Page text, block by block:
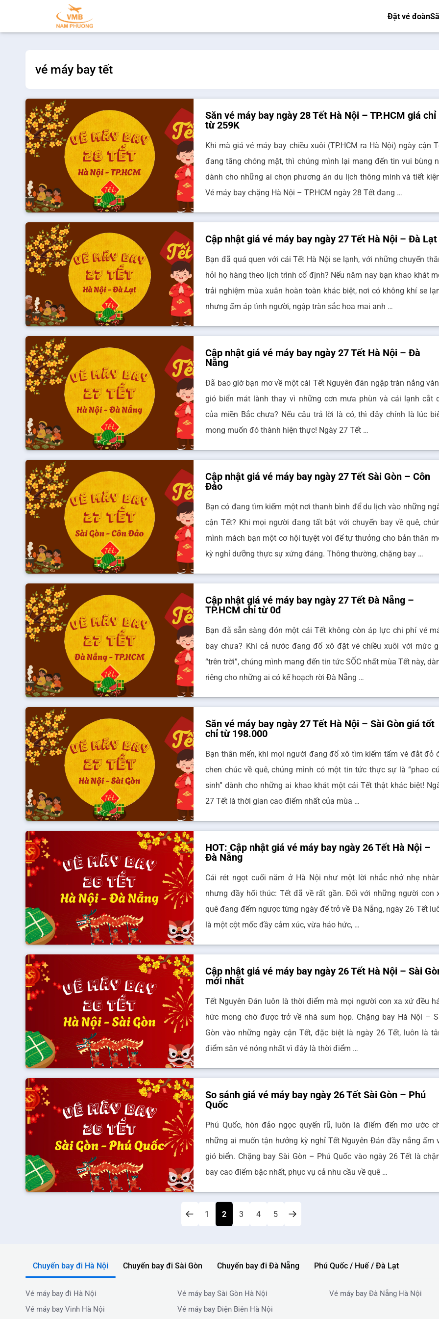
Đặt vé đoàn
vé máy bay tết
Săn vé máy bay ngày 28 Tết Hà Nội – TP.HCM giá chỉ
từ 259K
Khi mà giá vé máy bay chiều xuôi (TP.HCM ra Hà Nội) ngày cận
đang tăng chóng mặt, thì chúng mình lại mang đến tin vui bùng
dành cho những ai chọn phương án du lịch thông minh và tiết
Vé máy bay chặng Hà Nội – TP.HCM ngày 28 Tết đang …
Cập nhật giá vé máy bay ngày 27 Tết Hà Nội – Đà Lạt
Bạn đã quá quen với cái Tết Hà Nội se lạnh, với những chuyến
hỏi họ hàng theo lịch trình cố định? Nếu năm nay bạn khao khát
trải nghiệm mùa xuân hoàn toàn khác biệt, nơi có không khí se
nhưng ấm áp tình người, ngập tràn sắc hoa mai anh …
Cập nhật giá vé máy bay ngày 27 Tết Hà Nội – Đà
Nẵng
Đã bao giờ bạn mơ về một cái Tết Nguyên đán ngập tràn nắng
gió biển mát lành thay vì những cơn mưa phùn và cái lạnh cắt
của miền Bắc chưa? Nếu câu trả lời là có, thì đây chính là lúc
mong muốn đó thành hiện thực! Ngày 27 Tết …
Cập nhật giá vé máy bay ngày 27 Tết Sài Gòn – Côn
Đảo
Bạn có đang tìm kiếm một nơi thanh bình để du lịch vào những
cận Tết? Khi mọi người đang tất bật với chuyến bay về quê,
mình mách bạn một cơ hội tuyệt vời để tự thưởng cho bản thân
kỳ nghỉ dưỡng thực sự xứng đáng. Thông thường, chặng bay …
Cập nhật giá vé máy bay ngày 27 Tết Đà Nẵng –
TP.HCM chỉ từ 0đ
Bạn đã sẵn sàng đón một cái Tết không còn áp lực chi phí vé
bay chưa? Khi cả nước đang đổ xô đặt vé chiều xuôi với mức
“trên trời”, chúng mình mang đến tin tức SỐC nhất mùa Tết này,
riêng cho những ai có kế hoạch rời Đà Nẵng …
Săn vé máy bay ngày 27 Tết Hà Nội – Sài Gòn giá tốt
chỉ từ 198.000
Bạn thân mến, khi mọi người đang đổ xô tìm kiếm tấm vé đắt đỏ
chen chúc về quê, chúng mình có một tin tức thực sự là “phao
sinh” dành cho những ai khao khát một cái Tết thật khác biệt!
27 Tết là thời gian cao điểm nhất của mùa …
HOT: Cập nhật giá vé máy bay ngày 26 Tết Hà Nội –
Đà Nẵng
Cái rét ngọt cuối năm ở Hà Nội như một lời nhắc nhở nhẹ
nhưng đầy hối thúc: Tết đã về rất gần. Đối với những người con
quê đang đếm ngược từng ngày để trở về Đà Nẵng, ngày 26 Tết
là một cột mốc đầy cảm xúc, vừa háo hức, …
Cập nhật giá vé máy bay ngày 26 Tết Hà Nội – Sài
mới nhất
Tết Nguyên Đán luôn là thời điểm mà mọi người con xa xứ đều
hức mong chờ được trở về nhà sum họp. Chặng bay Hà Nội –
Gòn vào những ngày cận Tết, đặc biệt là ngày 26 Tết, luôn là
điểm săn vé nóng nhất vì đây là thời điểm …
So sánh giá vé máy bay ngày 26 Tết Sài Gòn – Phú
Quốc
Phú Quốc, hòn đảo ngọc quyến rũ, luôn là điểm đến mơ ước
những ai muốn tận hưởng kỳ nghỉ Tết Nguyên Đán đầy nắng ấm
gió biển. Chặng bay Sài Gòn – Phú Quốc vào ngày 26 Tết là
bay cao điểm bậc nhất, phục vụ cả nhu cầu về quê …
1 2 3 4 5
Chuyến bay đi Hà Nội Chuyến bay đi Sài Gòn Chuyến bay đi Đà Nẵng Phú Quốc / Huế / Đà Lạt
Vé máy bay đi Hà Nội Vé máy bay Sài Gòn Hà Nội Vé máy bay Đà Nẵng Hà Nội
Vé máy bay Vinh Hà Nội
Vé máy bay Điện Biên Hà Nội